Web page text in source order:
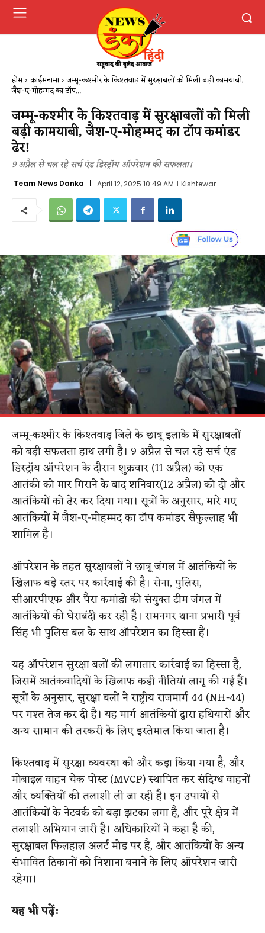
होम क्राईमनामा जम्मू-कश्मीर के किश्तवाड़ में सुरक्षाबलों को मिली बड़ी कामयाबी,
जैश-ए-मोहम्मद का टॉप...
जम्मू-कश्मीर के किश्तवाड़ में सुरक्षाबलों को मिली
बड़ी कामयाबी, जैश-ए-मोहम्मद का टॉप कमांडर
ढेर!
9 अप्रैल से चल रहे सर्च एंड डिस्ट्रॉय ऑपरेशन की सफलता।
Team News Danka April 12, 2025 10:49 AM Kishtewar.
जम्मू-कश्मीर के किश्तवाड़ जिले के छात्रू इलाके में सुरक्षाबलों
को बड़ी सफलता हाथ लगी है। 9 अप्रैल से चल रहे सर्च एंड
डिस्ट्रॉय ऑपरेशन के दौरान शुक्रवार (11 अप्रैल) को एक
आतंकी को मार गिराने के बाद शनिवार(12 अप्रैल) को दो और
आतंकियों को ढेर कर दिया गया। सूत्रों के अनुसार, मारे गए
आतंकियों में जैश-ए-मोहम्मद का टॉप कमांडर सैफुल्लाह भी
शामिल है।
ऑपरेशन के तहत सुरक्षाबलों ने छात्रू जंगल में आतंकियों के
खिलाफ बड़े स्तर पर कार्रवाई की है। सेना, पुलिस,
सीआरपीएफ और पैरा कमांडो की संयुक्त टीम जंगल में
आतंकियों की घेराबंदी कर रही है। रामनगर थाना प्रभारी पूर्व
सिंह भी पुलिस बल के साथ ऑपरेशन का हिस्सा हैं।
यह ऑपरेशन सुरक्षा बलों की लगातार कार्रवाई का हिस्सा है,
जिसमें आतंकवादियों के खिलाफ कड़ी नीतियां लागू की गई हैं।
सूत्रों के अनुसार, सुरक्षा बलों ने राष्ट्रीय राजमार्ग 44 (NH-44)
पर गश्त तेज कर दी है। यह मार्ग आतंकियों द्वारा हथियारों और
अन्य सामान की तस्करी के लिए इस्तेमाल किया जाता है।
किश्तवाड़ में सुरक्षा व्यवस्था को और कड़ा किया गया है, और
मोबाइल वाहन चेक पोस्ट (MVCP) स्थापित कर संदिग्ध वाहनों
और व्यक्तियों की तलाशी ली जा रही है। इन उपायों से
आतंकियों के नेटवर्क को बड़ा झटका लगा है, और पूरे क्षेत्र में
तलाशी अभियान जारी है। अधिकारियों ने कहा है की,
सुरक्षाबल फिलहाल अलर्ट मोड पर हैं, और आतंकियों के अन्य
संभावित ठिकानों को निशाना बनाने के लिए ऑपरेशन जारी
रहेगा।
यह भी पढ़ें: